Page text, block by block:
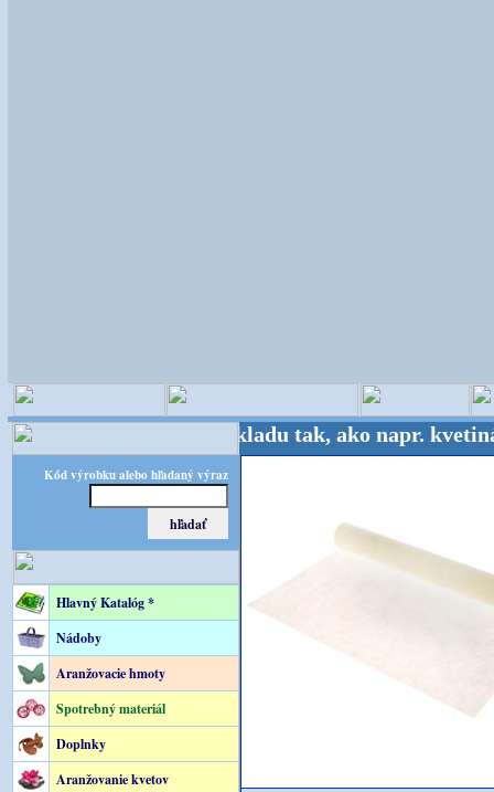
Kód výrobku alebo hľadaný výraz
Hlavný Katalóg *
Nádoby
Aranžovacie hmoty
Spotrebný materiál
Doplnky
Aranžovanie kvetov
veľkoskladu tak, ako napr.